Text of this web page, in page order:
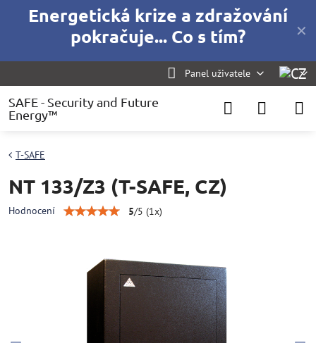
✕
Energetická krize a zdražování
pokračuje... Co s tím?
Panel uživatele
SAFE - Security and Future
Energy™
T-SAFE
NT 133/Z3 (T-SAFE, CZ)
Hodnocení 5/5 (1x)